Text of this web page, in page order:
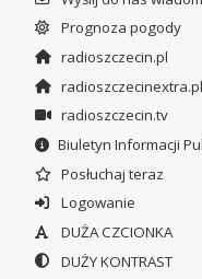
Prognoza pogody
radioszczecin.pl
radioszczecinextra.pl
radioszczecin.tv
Biuletyn Informacji
Posłuchaj teraz
Logowanie
DUŻA CZCIONKA
DUŻY KONTRAST